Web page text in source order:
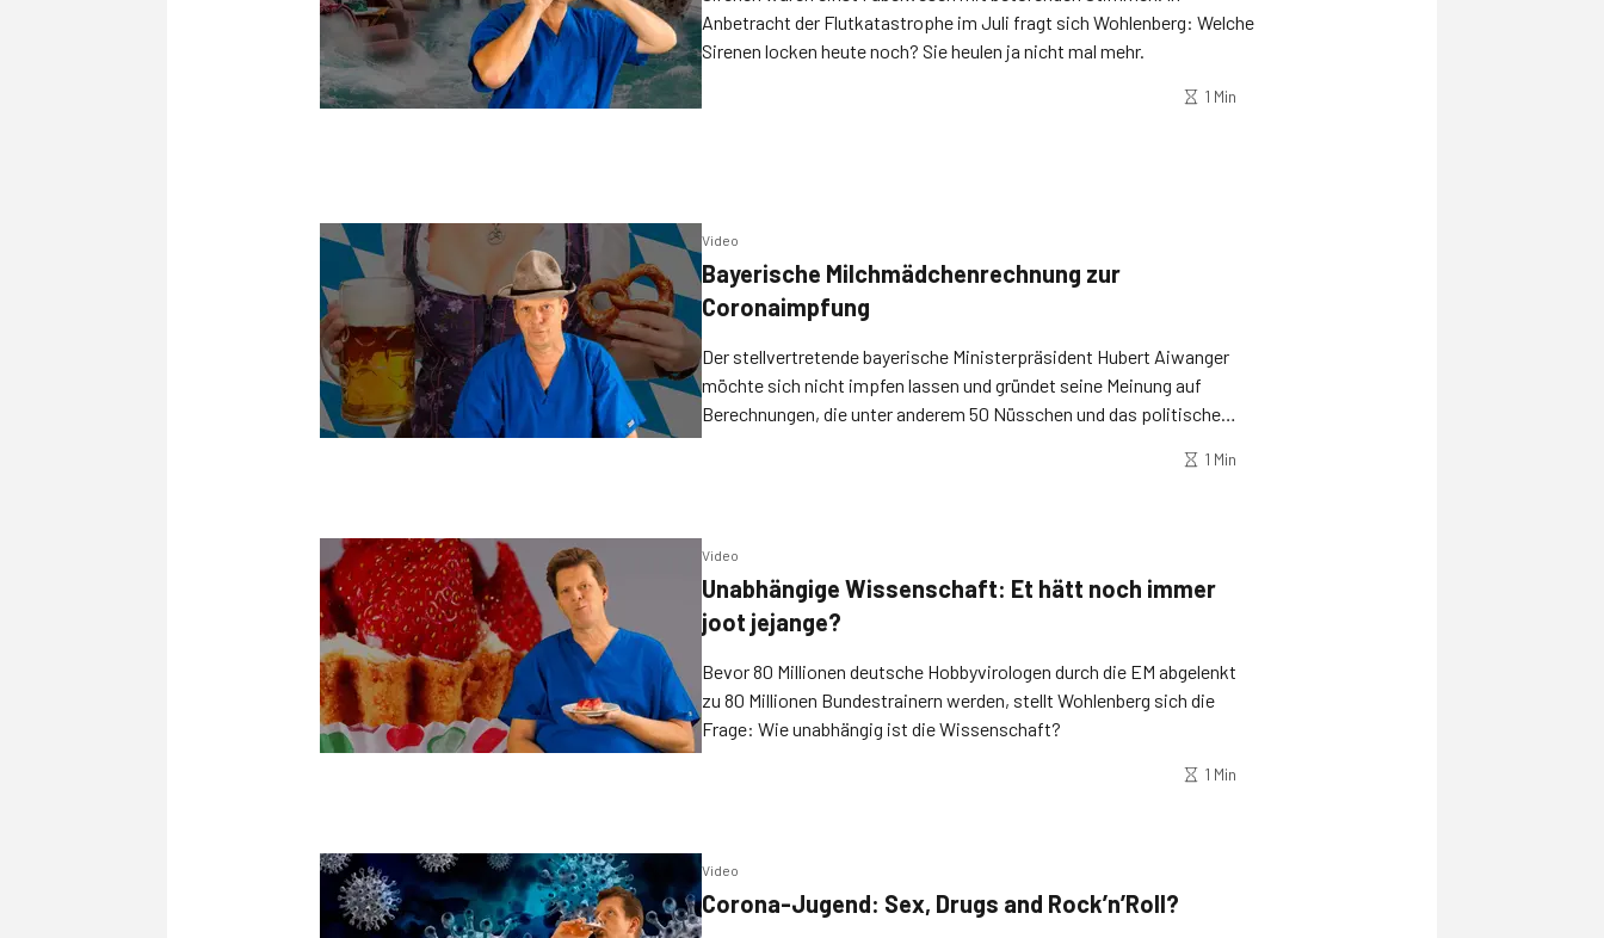
Anbetracht der Flutkatastrophe im Juli fragt sich Wohlenberg: Welche
Sirenen locken heute noch? Sie heulen ja nicht mal mehr.
1 Min
Video
Bayerische Milchmädchenrechnung zur
Coronaimpfung
Der stellvertretende bayerische Ministerpräsident Hubert Aiwanger
möchte sich nicht impfen lassen und gründet seine Meinung auf
Berechnungen, die unter anderem 50 Nüsschen und das politische
1 Min
Video
Unabhängige Wissenschaft: Et hätt noch immer
joot jejange?
Bevor 80 Millionen deutsche Hobbyvirologen durch die EM abgelenkt
zu 80 Millionen Bundestrainern werden, stellt Wohlenberg sich die
Frage: Wie unabhängig ist die Wissenschaft?
1 Min
Video
Corona-Jugend: Sex, Drugs and Rock’n’Roll?